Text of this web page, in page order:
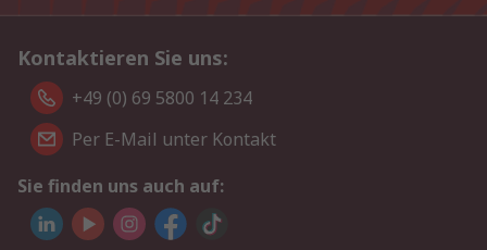
Kontaktieren Sie uns:
+49 (0) 69 5800 14 234
Per E-Mail unter Kontakt
Sie finden uns auch auf: